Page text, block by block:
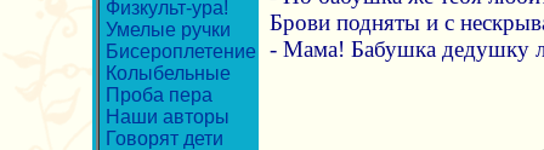
Физкульт-ура!
Умелые ручки
Бисероплетение
Колыбельные
Проба пера
Наши авторы
Говорят дети
Брови подняты и с
- Мама! Бабушка дедушку